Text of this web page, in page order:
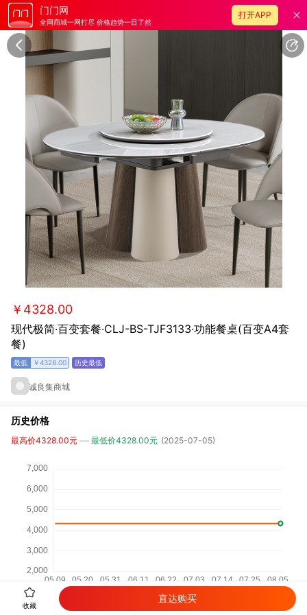
门门网
全网商城一网打尽 价格趋势一目了然
打开APP
￥4328.00
现代极简·百变套餐·CLJ-BS-TJF3133·功能餐桌(百变A4套
餐)
￥4328.00
诚良集商城
历史价格
最高价4328.00元 最低价4328.00元 (2025-07-05)
收藏
直达购买